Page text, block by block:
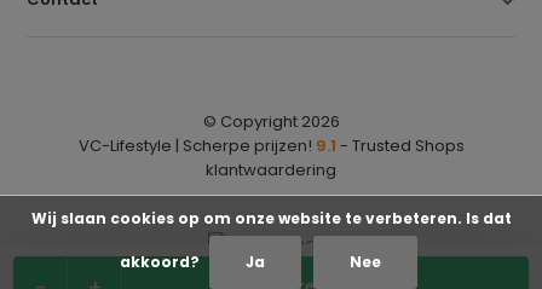
© Copyright 2026
VC-Lifestyle | Scherpe prijzen! 9.1 - Trusted Shops
klantwaardering
Wij slaan cookies op om onze website te verbeteren. Is dat
akkoord? Ja Nee